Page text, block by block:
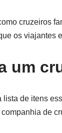
cruzeiros
os
um
de itens
de